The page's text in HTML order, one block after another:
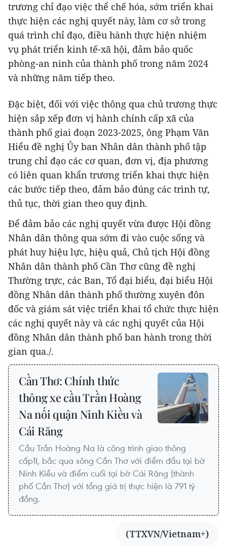
trương chỉ đạo việc thể chế hóa, sớm triển khai
thực hiện các nghị quyết này, làm cơ sở trong
quá trình chỉ đạo, điều hành thực hiện nhiệm
vụ phát triển kinh tế-xã hội, đảm bảo quốc
phòng-an ninh của thành phố trong năm 2024
và những năm tiếp theo.
Đặc biệt, đối với việc thông qua chủ trương thực
hiện sắp xếp đơn vị hành chính cấp xã của
thành phố giai đoạn 2023-2025, ông Phạm Văn
Hiểu đề nghị Ủy ban Nhân dân thành phố tập
trung chỉ đạo các cơ quan, đơn vị, địa phương
có liên quan khẩn trương triển khai thực hiện
các bước tiếp theo, đảm bảo đúng các trình tự,
thủ tục, thời gian theo quy định.
Để đảm bảo các nghị quyết vừa được Hội đồng
Nhân dân thông qua sớm đi vào cuộc sống và
phát huy hiệu lực, hiệu quả, Chủ tịch Hội đồng
Nhân dân thành phố Cần Thơ cũng đề nghị
Thường trực, các Ban, Tổ đại biểu, đại biểu Hội
đồng Nhân dân thành phố thường xuyên đôn
đốc và giám sát việc triển khai tổ chức thực hiện
các nghị quyết này và các nghị quyết của Hội
đồng Nhân dân thành phố ban hành trong thời
gian qua./.
Cần Thơ: Chính thức
thông xe cầu Trần Hoàng
Na nối quận Ninh Kiều và
Cái Răng
Cầu Trần Hoàng Na là công trình giao thông
cấp1I, bắc qua sông Cần Thơ với điểm đầu tại bờ
Ninh Kiều và điểm cuối tại bờ Cái Răng (thành
phố Cần Thơ) với tổng giá trị thực hiện là 791 tỷ
đồng.
(TTXVN/Vietnam+)